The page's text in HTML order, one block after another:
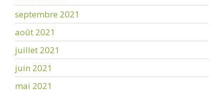
septembre 2021
août 2021
juillet 2021
juin 2021
mai 2021